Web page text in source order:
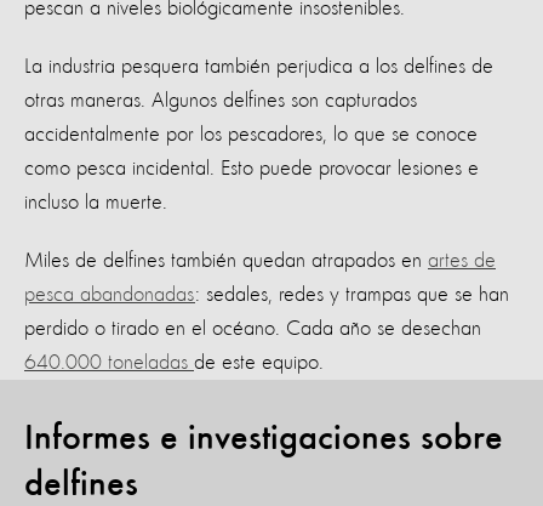
pescan a niveles biológicamente insostenibles.
La industria pesquera también perjudica a los delfines de
otras maneras. Algunos delfines son capturados
accidentalmente por los pescadores, lo que se conoce
como pesca incidental. Esto puede provocar lesiones e
incluso la muerte.
Miles de delfines también quedan atrapados en artes de
pesca abandonadas: sedales, redes y trampas que se han
perdido o tirado en el océano. Cada año se desechan
640.000 toneladas de este equipo.
Informes e investigaciones sobre
delfines